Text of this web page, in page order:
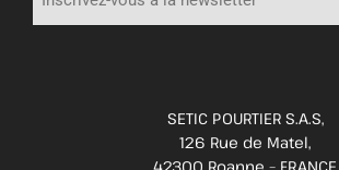
SETIC POURTIER S.A.S,
126 Rue de Matel,